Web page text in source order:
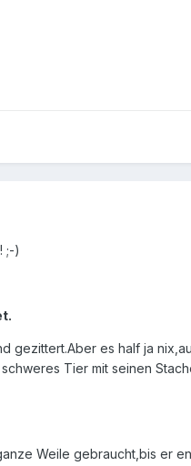
;-)
es half ja
Tier mit seinen
Weile gebraucht,bis er